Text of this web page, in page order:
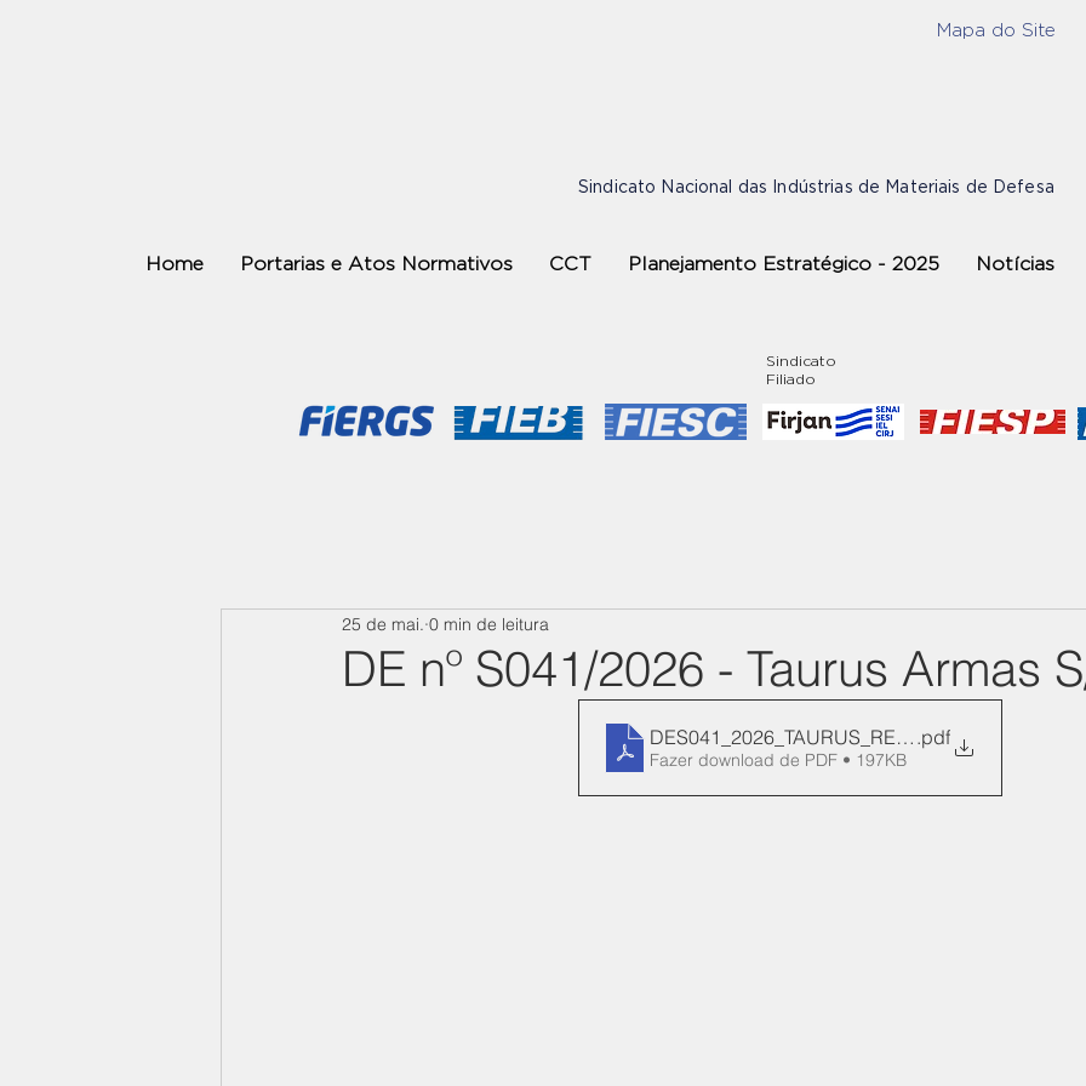
Mapa do Site
Sindicato Nacional das Indústrias de Materiais de Defesa
Home Portarias e Atos Normativos CCT Planejamento Estratégico - 2025 Notícias
Sindicato
Filiado
DE nº S041/2026 - Taurus Armas
25 de mai. 0 min de leitura
DES041_2026_TAURUS_REN_130-Manifesto
.pdf
Fazer download de PDF • 197KB